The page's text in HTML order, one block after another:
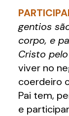
gentios
corpo, e
Cristo
viver no
coerdeiro
Pai tem,
e